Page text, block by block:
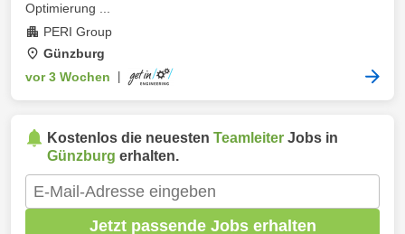
Optimierung ...
PERI Group
Günzburg
vor 3 Wochen
Kostenlos die neuesten Teamleiter Jobs in
Günzburg erhalten.
Jetzt passende Jobs erhalten